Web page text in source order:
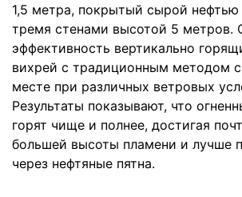
1,5 метра, покрытый сырой
тремя стенами высотой 5 метров.
эффективность вертикально
вихрей с традиционным методом
месте при различных ветровых
Результаты показывают, что
горят чище и полнее, достигая
большей высоты пламени и лучше
через нефтяные пятна.